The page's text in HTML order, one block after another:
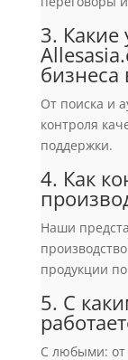
3. Какие
бизнеса
От поиска и
контроля
поддержки.
4. Как
Наши
продукции
5. С
С любыми: от